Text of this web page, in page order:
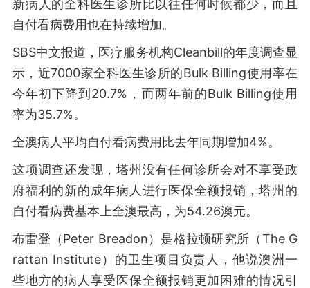
新病人的全科医生诊所比以往任何时候都少，而且
自付看病费用也在持续增加。
SBS中文报道，医疗服务机构Cleanbill的年度调查显
示，近7000家全科医生诊所的Bulk Billing使用率在
今年初下降到20.7%，而两年前的Bulk Billing使用
率为35.7%。
全澳病人平均自付看病费用比去年同期增加4%。
这项调查还发现，塔州没有任何诊所会对不享受政
府福利的新的成年病人进行医保全额报销，塔州的
自付看病费基本上全澳最高，为54.26澳元。
布雷登（Peter Breadon）是格拉顿研究所（The G
rattan Institute）的卫生项目负责人，他说澳洲一
些地方的病人享受医保全额报销更加困难的情况引